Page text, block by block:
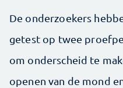
De onderzoekers
getest op twee
om onderscheid te
openen van de mond